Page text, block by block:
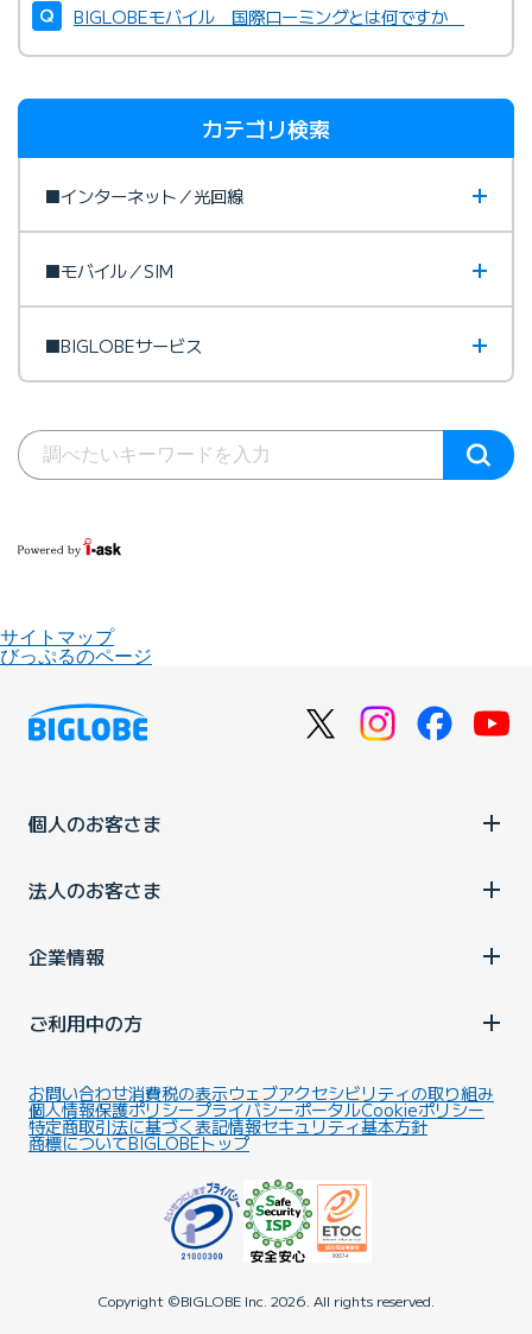
BIGLOBEモバイル 国際ローミングとは何ですか
カテゴリ検索
■インターネット／光回線
■モバイル／SIM
■BIGLOBEサービス
サイトマップ
びっぷるのページ
個人のお客さま
法人のお客さま
企業情報
ご利用中の方
お問い合わせ消費税の表示ウェブアクセシビリティの取り組み
個人情報保護ポリシープライバシーポータルCookieポリシー
特定商取引法に基づく表記情報セキュリティ基本方針
商標についてBIGLOBEトップ
Copyright ©BIGLOBE Inc. 2026. All rights reserved.